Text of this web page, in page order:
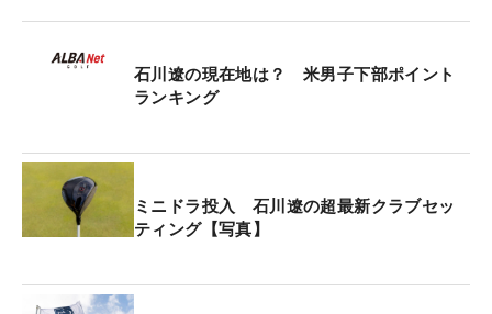
石川遼の現在地は？ 米男子下部ポイント
ランキング
ミニドラ投入 石川遼の超最新クラブセッ
ティング【写真】